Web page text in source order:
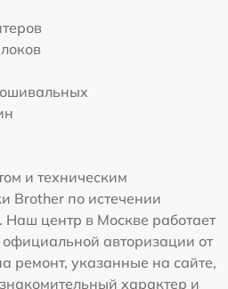
и техническим
Brother по истечении
Наш центр в Москве работает
авторизации от
ремонт, указанные на сайте,
характер и